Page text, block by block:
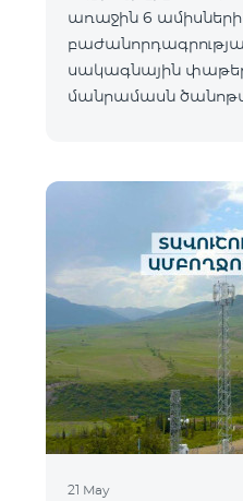
առաջին 6
սակագնային
մանրամասն
21 May